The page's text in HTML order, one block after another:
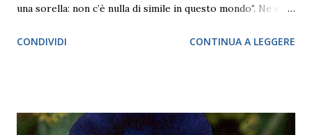
una sorella: non c’è nulla di simile in questo mondo". Ne era
Brontë e forse nessuno può essere in disaccordo. Crescere
quando si tratta di relazioni al femminile, quindi tra due o
CONDIVIDI CONTINUA A LEGGERE